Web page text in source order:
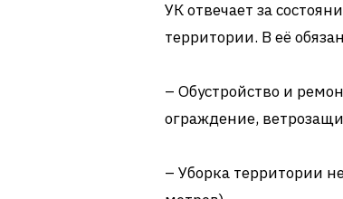
УК отвечает за
территории. В её
– Обустройство и
ограждение,
– Уборка территории